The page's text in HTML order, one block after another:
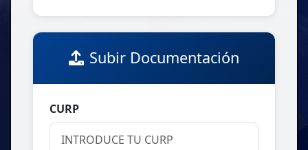
Subir Documentación
CURP